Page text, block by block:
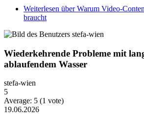
Weiterlesen über Warum Video-
braucht
Wiederkehrende Probleme mit
ablaufendem Wasser
stefa-wien
5
Average: 5 (1 vote)
19.06.2026